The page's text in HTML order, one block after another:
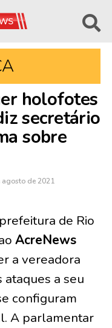
holofotes
secretário
sobre
agosto de 2021
de Rio
AcreNews
a vereadora
a seu
configuram
A parlamentar